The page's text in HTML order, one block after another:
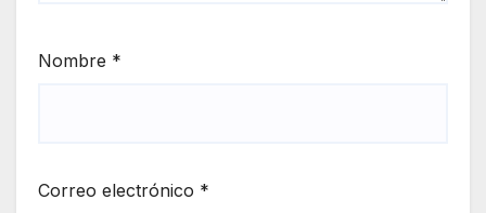
Nombre *
Correo electrónico *